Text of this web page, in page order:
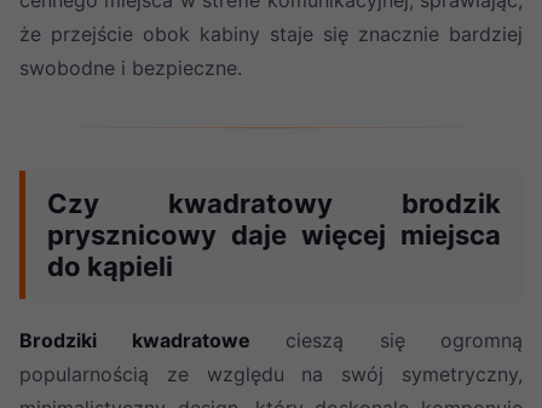
że przejście obok kabiny staje się znacznie bardziej
swobodne i bezpieczne.
Czy kwadratowy brodzik
prysznicowy daje więcej miejsca
do kąpieli
Brodziki kwadratowe cieszą się ogromną
popularnością ze względu na swój symetryczny,